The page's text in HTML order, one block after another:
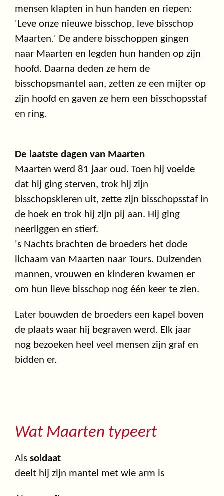
mensen klapten in hun handen en riepen:
'Leve onze nieuwe bisschop, leve bisschop
Maarten.' De andere bisschoppen gingen
naar Maarten en legden hun handen op zijn
hoofd. Daarna deden ze hem de
bisschopsmantel aan, zetten ze een mijter op
zijn hoofd en gaven ze hem een bisschopsstaf
en ring.
De laatste dagen van Maarten
Maarten werd 81 jaar oud. Toen hij voelde
dat hij ging sterven, trok hij zijn
bisschopskleren uit, zette zijn bisschopsstaf in
de hoek en trok hij zijn pij aan. Hij ging
neerliggen en stierf.
's Nachts brachten de broeders het dode
lichaam van Maarten naar Tours. Duizenden
mannen, vrouwen en kinderen kwamen er
om hun lieve bisschop nog één keer te zien.
Later bouwden de broeders een kapel boven
de plaats waar hij begraven werd. Elk jaar
nog bezoeken heel veel mensen zijn graf en
bidden er.
Wat Maarten typeert
Als soldaat
deelt hij zijn mantel met wie arm is